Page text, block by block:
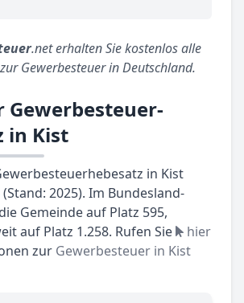
.net erhalten Sie kostenlos alle
Gewerbesteuer in Deutschland.
in Kist
in Kist
2025). Im Bundesland-
Gemeinde auf Platz 595,
auf Platz 1.258. Rufen Sie
hier
zur Gewerbesteuer in Kist